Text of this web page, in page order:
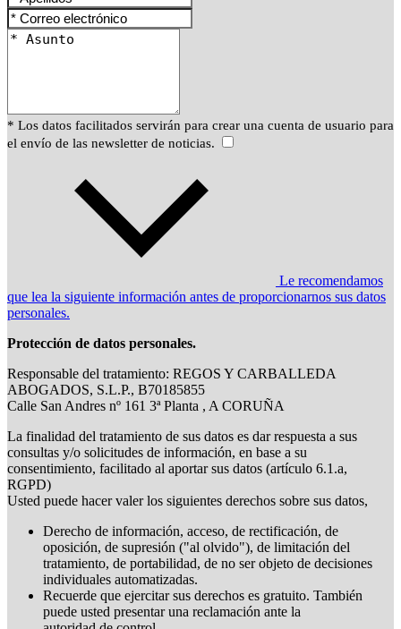
* Los datos facilitados servirán para crear una cuenta de usuario para
el envío de las newsletter de noticias.
Le recomendamos
que lea la siguiente información antes de proporcionarnos sus datos
personales.
Protección de datos personales.
Responsable del tratamiento: REGOS Y CARBALLEDA
ABOGADOS, S.L.P., B70185855
Calle San Andres nº 161 3ª Planta , A CORUÑA
La finalidad del tratamiento de sus datos es dar respuesta a sus
consultas y/o solicitudes de información, en base a su
consentimiento, facilitado al aportar sus datos (artículo 6.1.a,
RGPD)
Usted puede hacer valer los siguientes derechos sobre sus datos,
Derecho de información, acceso, de rectificación, de
oposición, de supresión ("al olvido"), de limitación del
tratamiento, de portabilidad, de no ser objeto de decisiones
individuales automatizadas.
Recuerde que ejercitar sus derechos es gratuito. También
puede usted presentar una reclamación ante la